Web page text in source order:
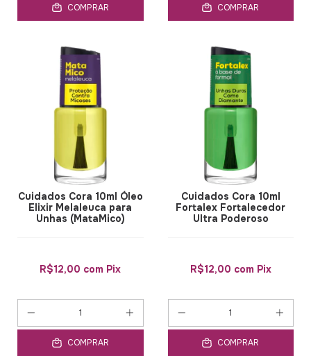
COMPRAR COMPRAR
Cuidados Cora 10ml Óleo
Elixir Melaleuca para
Unhas (MataMico)
R$12,00 com Pix
COMPRAR
Cuidados Cora 10ml
Fortalex Fortalecedor
Ultra Poderoso
R$12,00 com Pix
COMPRAR